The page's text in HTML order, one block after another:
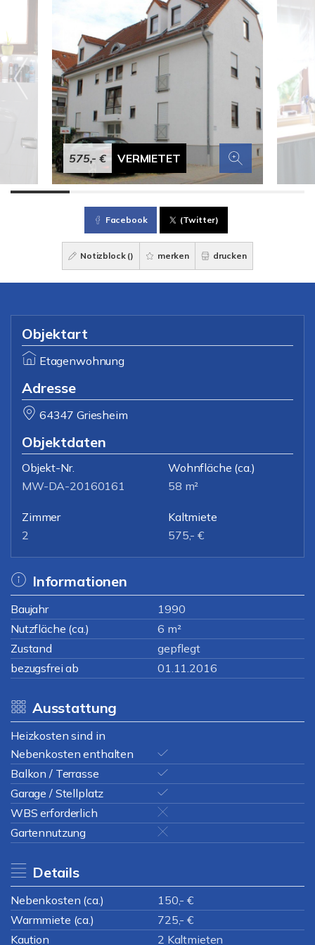
575,- € VERMIETET
Facebook (Twitter)
Notizblock () merken drucken
Objektart
Etagenwohnung
Adresse
64347 Griesheim
Objektdaten
Objekt-Nr.
MW-DA-20160161
Wohnfläche (ca.)
58 m²
Zimmer
2
Kaltmiete
575,- €
Informationen
Baujahr
1990
Nutzfläche (ca.)
6 m²
Zustand
gepflegt
bezugsfrei ab
01.11.2016
Ausstattung
Heizkosten sind in
Nebenkosten enthalten
Balkon / Terrasse
Garage / Stellplatz
WBS erforderlich
Gartennutzung
Details
Nebenkosten (ca.)
150,- €
Warmmiete (ca.)
725,- €
Kaution
2 Kaltmieten